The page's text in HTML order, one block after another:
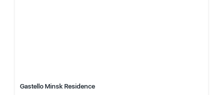
Gastello Minsk Residence